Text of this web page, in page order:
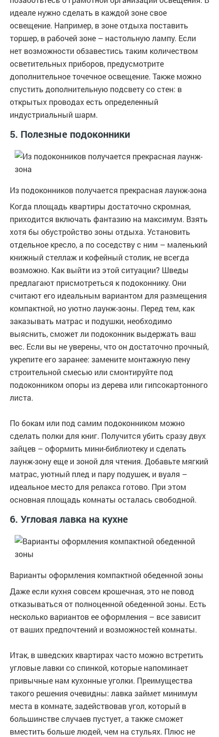
идеале нужно сделать в каждой зоне свое
освещение. Например, в зоне отдыха поставить
торшер, в рабочей зоне – настольную лампу. Если
нет возможности обзавестись таким количеством
осветительных приборов, предусмотрите
дополнительное точечное освещение. Также можно
спустить дополнительную подсвету со стен: в
открытых проводах есть определенный
индустриальный шарм.
5. Полезные подоконники
Из подоконников получается прекрасная лаунж-зона
Когда площадь квартиры достаточно скромная,
приходится включать фантазию на максимум. Взять
хотя бы обустройство зоны отдыха. Установить
отдельное кресло, а по соседству с ним – маленький
книжный стеллаж и кофейный столик, не всегда
возможно. Как выйти из этой ситуации? Шведы
предлагают присмотреться к подоконнику. Они
считают его идеальным вариантом для размещения
компактной, но уютно лаунж-зоны. Перед тем, как
заказывать матрас и подушки, необходимо
выяснить, сможет ли подоконник выдержать ваш
вес. Если вы не уверены, что он достаточно прочный,
укрепите его заранее: замените монтажную пену
строительной смесью или смонтируйте под
подоконником опоры из дерева или гипсокартонного
листа.
По бокам или под самим подоконником можно
сделать полки для книг. Получится убить сразу двух
зайцев – оформить мини-библиотеку и сделать
лаунж-зону еще и зоной для чтения. Добавьте мягкий
матрас, уютный плед и пару подушек, и вуаля –
идеальное место для релакса готово. При этом
основная площадь комнаты осталась свободной.
6. Угловая лавка на кухне
Варианты оформления компактной обеденной зоны
Даже если кухня совсем крошечная, это не повод
отказываться от полноценной обеденной зоны. Есть
несколько вариантов ее оформления – все зависит
от ваших предпочтений и возможностей комнаты.
Итак, в шведских квартирах часто можно встретить
угловые лавки со спинкой, которые напоминает
привычные нам кухонные уголки. Преимущества
такого решения очевидны: лавка займет минимум
места в комнате, задействовав угол, который в
большинстве случаев пустует, а также сможет
вместить больше людей, чем на стульях. Плюс не